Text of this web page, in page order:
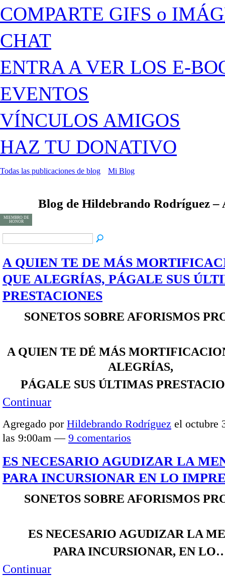
COMPARTE GIFS o
CHAT
ENTRA A VER LOS E-
EVENTOS
VÍNCULOS AMIGOS
HAZ TU DONATIVO
Todas las publicaciones de blog Mi Blog
MIEMBRO DE
HONOR
Blog de Hildebrando Rodríguez
A QUIEN TE DE MÁS
QUE ALEGRÍAS, PÁGALE SUS
PRESTACIONES
SONETOS SOBRE AFORISMOS
A QUIEN TE DÉ MÁS
ALEGRÍAS,
PÁGALE SUS ÚLTIMAS
Continuar
Agregado por Hildebrando Rodríguez el octubre
las 9:00am — 9 comentarios
ES NECESARIO AGUDIZAR LA
PARA INCURSIONAR EN LO
SONETOS SOBRE AFORISMOS
ES NECESARIO AGUDIZAR LA
PARA INCURSIONAR, EN
Continuar